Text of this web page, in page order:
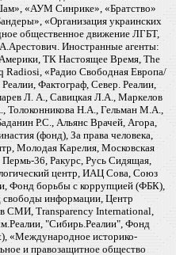
«АУМ Синрике», «Братство»
«Организация украинских
общественное движение ЛГБТ,
Иностранные агенты:
ТК Настоящее Время, The
Radiosi, «Радио Свободная Европа/
Фактограф, Север. Реалии,
Л. А., Савицкая Л.А., Маркелов
Н.А., Гельман М.А.,
Р.С., Альянс Врачей, Агора,
(фонд), За права человека,
Молодая Карелия, Московская
36, Ракурс, Русь Сидящая,
центр, ИАЦ Сова, Союз
Фонд борьбы с коррупцией (ФБК),
информации, Центр
СМИ, Transparency International,
"Сибирь.Реалии", Фонд
«Международное историко-
и правозащитное общество